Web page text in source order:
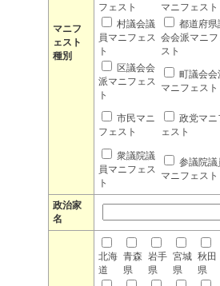
マニフ
ェスト
種別
フェスト
マニフェスト
村議会議
員マニフェス
ト
都道府県
会会派マニフ
スト
区議会会
派マニフェス
ト
町議会会
マニフェスト
市民マニ
フェスト
政党マニ
ェスト
衆議院議
員マニフェス
ト
参議院議
マニフェスト
政治家
名
北海
道
青森
県
岩手
県
宮城
県
秋田
県